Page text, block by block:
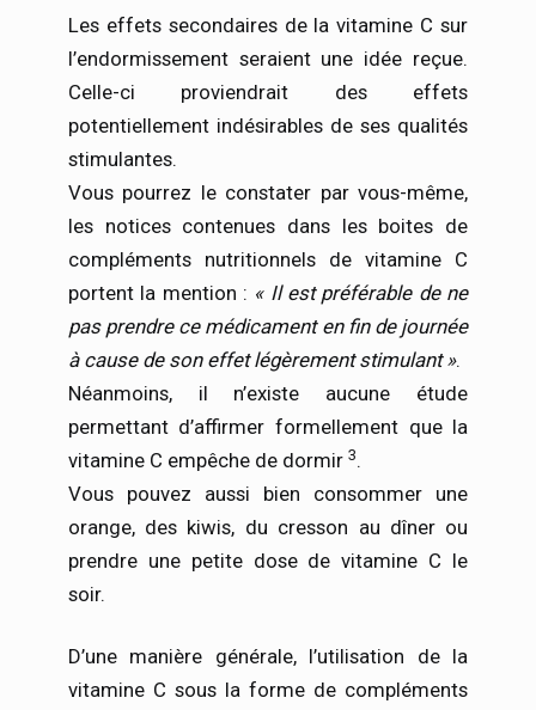
Les effets secondaires de la vitamine C sur
l’endormissement seraient une idée reçue.
Celle-ci proviendrait des effets
potentiellement indésirables de ses qualités
stimulantes.
Vous pourrez le constater par vous-même,
les notices contenues dans les boites de
compléments nutritionnels de vitamine C
portent la mention : « Il est préférable de ne
pas prendre ce médicament en fin de journée
à cause de son effet légèrement stimulant ».
Néanmoins, il n’existe aucune étude
permettant d’affirmer formellement que la
vitamine C empêche de dormir 3.
Vous pouvez aussi bien consommer une
orange, des kiwis, du cresson au dîner ou
prendre une petite dose de vitamine C le
soir.
D’une manière générale, l’utilisation de la
vitamine C sous la forme de compléments